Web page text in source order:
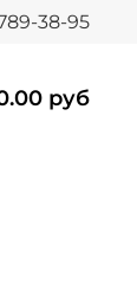
38-95
руб